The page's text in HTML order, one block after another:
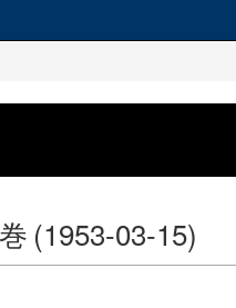
(1953-03-15)